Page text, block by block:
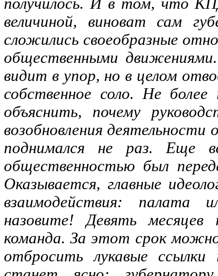
величиной, виноват сам
сложились своеобразные
общественными
видит в упор, но в целом
собственное соло. Не
объяснить, почему
возобновления
поднимался не раз. Еще
общественностью был
Оказывается, главные
взаимодействия:
назовите! Девять месяцев
команда. За этот срок
отбросить лукавые ссылки